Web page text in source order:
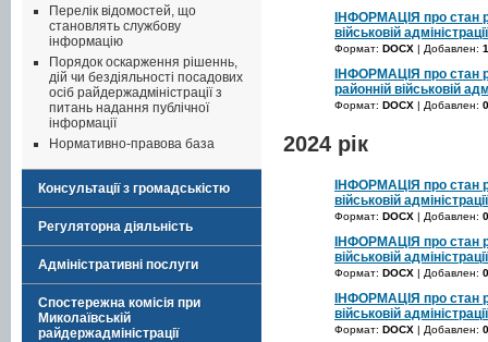
Перелік відомостей, що
становлять службову
інформацію
Порядок оскарження рішеннь,
дій чи бездіяльності посадових
осіб райдержадміністрації з
питань надання публічної
інформації
Нормативно-правова база
Консультації з громадськістю
Регуляторна діяльність
Адміністративні послуги
Спостережна комісія при
Миколаївській
райдержадміністрації
ІНФОРМАЦІЯ про стан
військовій
Формат: DOCX | Добавлен:
ІНФОРМАЦІЯ про стан
районній військовій
Формат: DOCX | Добавлен:
2024 рік
ІНФОРМАЦІЯ про стан
військовій
Формат: DOCX | Добавлен:
ІНФОРМАЦІЯ про стан
військовій
Формат: DOCX | Добавлен:
ІНФОРМАЦІЯ про стан
військовій
Формат: DOCX | Добавлен: